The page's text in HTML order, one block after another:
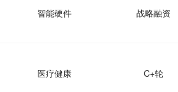
智能硬件 战略融资
医疗健康 C+轮